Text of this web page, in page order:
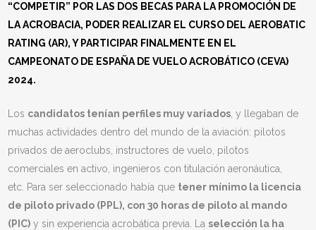
“COMPETIR” POR LAS DOS BECAS PARA LA PROMOCIÓN DE
LA ACROBACIA, PODER REALIZAR EL CURSO DEL AEROBATIC
RATING (AR), Y PARTICIPAR FINALMENTE EN EL
CAMPEONATO DE ESPAÑA DE VUELO ACROBÁTICO (CEVA)
2024.
Los candidatos tenían perfiles muy variados , y llegaban de
muchas actividades dentro del mundo de la aviación: pilotos
privados de aeroclubs, instructores de vuelo, pilotos
comerciales en activo, ingenieros con titulación aeronáutica,
etc. Para ser seleccionado había que tener mínimo la licencia
de piloto privado (PPL), con 30 horas de piloto al mando
(PIC) y sin experiencia acrobática previa. Laselección la ha